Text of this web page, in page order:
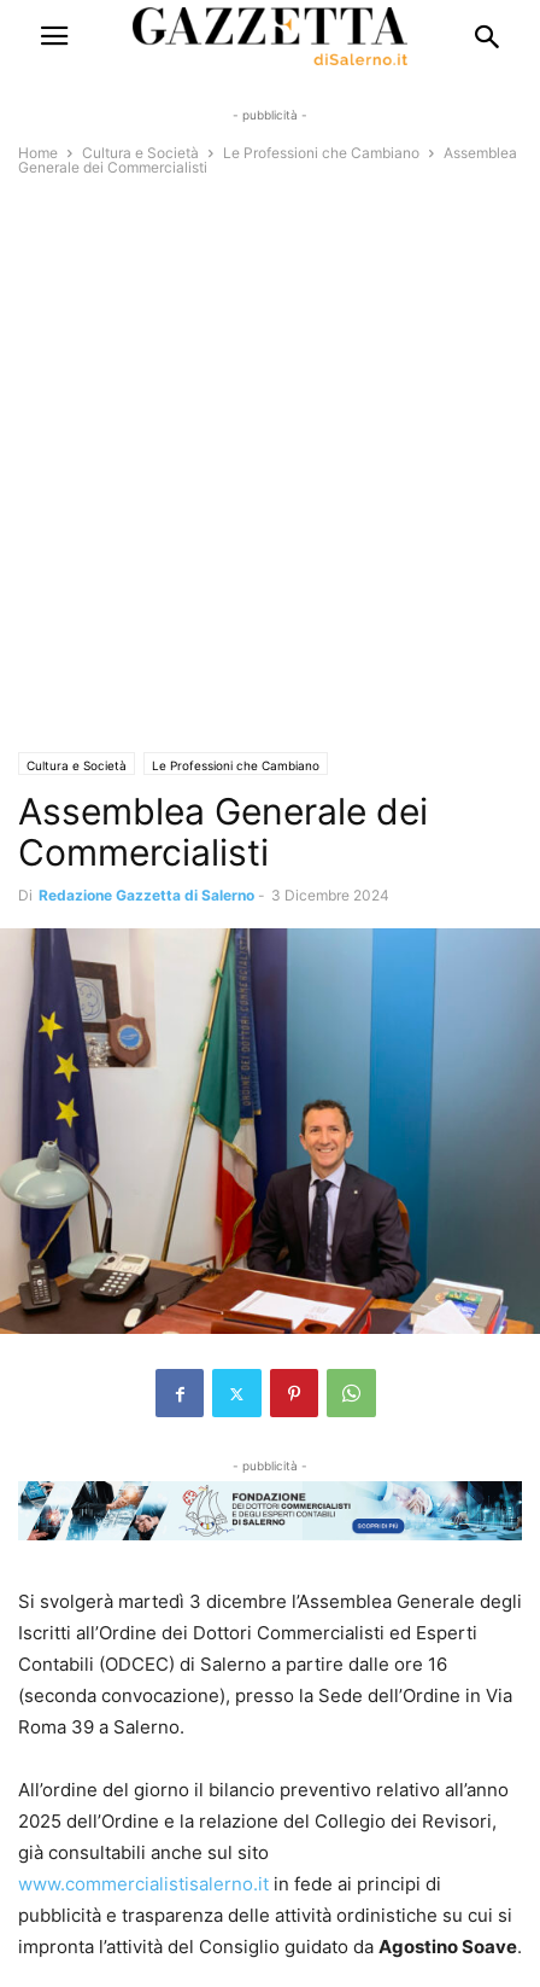
- pubblicità -
Home Cultura e Società Le Professioni che Cambiano
Assemblea
Generale dei Commercialisti
Cultura e Società Le Professioni che Cambiano
Assemblea Generale dei
Commercialisti
Di Redazione Gazzetta di Salerno - 3 Dicembre 2024
- pubblicità -
Si svolgerà martedì 3 dicembre l’Assemblea Generale degli
Iscritti all’Ordine dei Dottori Commercialisti ed Esperti
Contabili (ODCEC) di Salerno a partire dalle ore 16
(seconda convocazione), presso la Sede dell’Ordine in Via
Roma 39 a Salerno.
All’ordine del giorno il bilancio preventivo relativo all’anno
2025 dell’Ordine e la relazione del Collegio dei Revisori,
già consultabili anche sul sito
www.commercialistisalerno.it in fede ai principi di
pubblicità e trasparenza delle attività ordinistiche su cui si
impronta l’attività del Consiglio guidato da Agostino Soave.